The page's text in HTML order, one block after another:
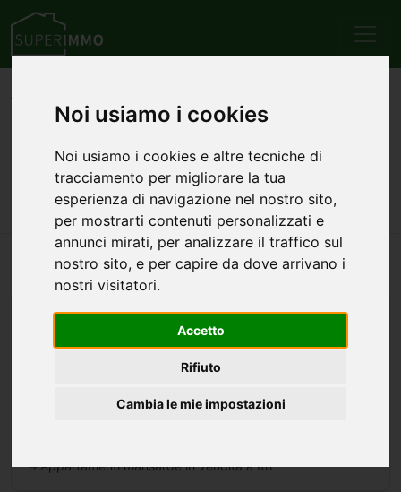
Noi usiamo i cookies
Noi usiamo i cookies e altre tecniche di
tracciamento per migliorare la tua
esperienza di navigazione nel nostro sito,
per mostrarti contenuti personalizzati e
annunci mirati, per analizzare il traffico sul
nostro sito, e per capire da dove arrivano i
nostri visitatori.
Accetto
Rifiuto
Cambia le mie impostazioni
Appartamenti
Loft
Annunci di appartamenti
loft in vendita a Itri
Nessun annuncio trovato per questa ricerca.
ALTRE TIPOLOGIE
Appartamenti monolocali in vendita a Itri
Appartamenti quadrilocali in vendita a Itri
Appartamenti mansarde in vendita a Itri